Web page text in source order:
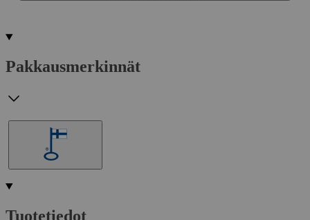
Pakkausmerkinnät
Tuotetiedot